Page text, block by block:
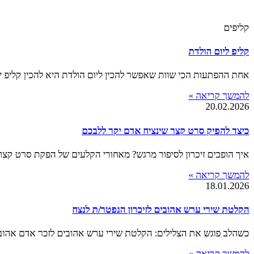
קליפים
קליפ ליום הולדת
אחת ההפתעות הכי שוות שאפשר להכין ליום הולדת היא להכין
להמשך קריאה »
20.02.2026
כיצד להפיק סרט קצר שינציח אדם יקר ללבכם
איך הופכים זיכרון לסיפור מרגש? מאחורי הקלעים של הפקת סרט
להמשך קריאה »
18.01.2026
הקלטת שירי ערש אהובים לזיכרון הנפטר/ת לנצח
כשהלב פוגש את הצלילים: הקלטת שירי ערש אהובים לזכר אדם